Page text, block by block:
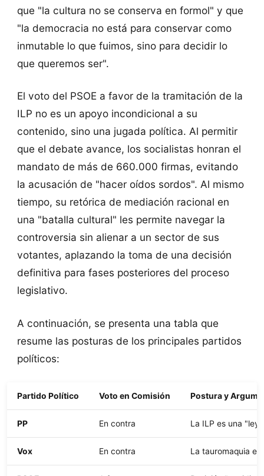
que "la cultura no se conserva en formol" y que
"la democracia no está para conservar como
inmutable lo que fuimos, sino para decidir lo
que queremos ser".
El voto del PSOE a favor de la tramitación de la
ILP no es un apoyo incondicional a su
contenido, sino una jugada política. Al permitir
que el debate avance, los socialistas honran el
mandato de más de 660.000 firmas, evitando
la acusación de "hacer oídos sordos". Al mismo
tiempo, su retórica de mediación racional en
una "batalla cultural" les permite navegar la
controversia sin alienar a un sector de sus
votantes, aplazando la toma de una decisión
definitiva para fases posteriores del proceso
legislativo.
A continuación, se presenta una tabla que
resume las posturas de los principales partidos
políticos:
Partido Político Voto en Comisión Postura y
PP En contra La ILP es una "ley
Vox En contra La tauromaquia